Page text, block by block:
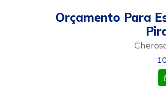
Orçamento Para